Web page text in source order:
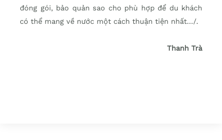
đóng gói, bảo quản sao cho phù hợp để du khách
có thể mang về nước một cách thuận tiện nhất…/.
Thanh Trà